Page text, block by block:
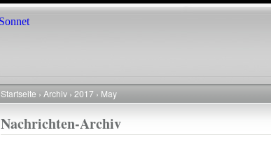
Pfadnavigation
Startseite Archiv 2017 May
Nachrichten-Archiv